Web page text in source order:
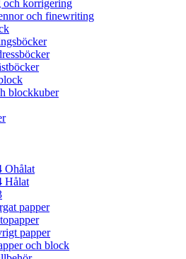
och korrigering
och finewriting
blockkuber
Ohålat
Hålat
papper
papper
och block